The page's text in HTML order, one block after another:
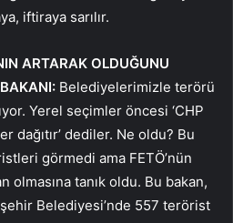
iftiraya sarılır.
ARTARAK OLDUĞUNU
Belediyelerimizle terörü
Yerel seçimler öncesi ‘CHP
dağıtır’ dediler. Ne oldu? Bu
görmedi ama FETÖ’nün
olmasına tanık oldu. Bu bakan,
Belediyesi’nde 557 terörist